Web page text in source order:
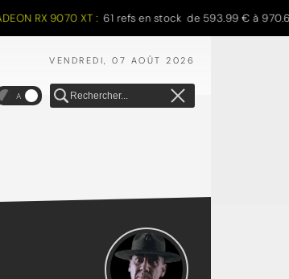
RX 9070 XT : 61 refs en stock de 593.99 € à 970.68 €
VENDREDI, 07 AOÛT 2026
A